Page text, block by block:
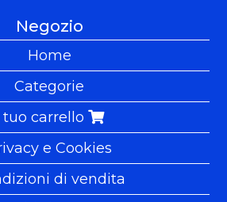
Negozio
Home
Categorie
tuo carrello
e Cookies
di vendita